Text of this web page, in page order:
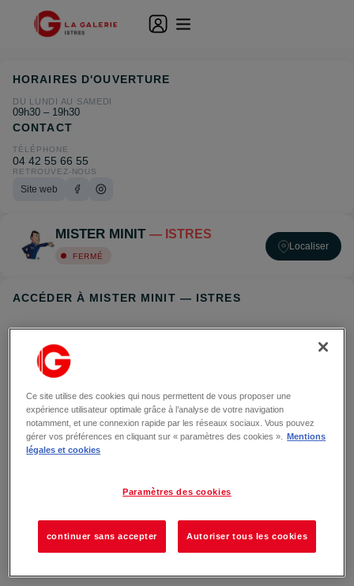
MISTER MINIT — ISTRES
FERMÉ
Localiser
ACCÉDER À MISTER MINIT — ISTRES
HORAIRES D'OUVERTURE
DU LUNDI AU SAMEDI
09h30 – 19h30
CONTACT
TÉLÉPHONE
04 42 55 66 55
RETROUVEZ-NOUS
Site web
Ce site utilise des cookies qui nous permettent de vous proposer une
expérience utilisateur optimale grâce à l’analyse de votre navigation
notamment, et une connexion rapide par les réseaux sociaux. Vous pouvez
gérer vos préférences en cliquant sur « paramètres des cookies ».
Mentions
légales et cookies
Paramètres des cookies
continuer sans accepter Autoriser tous les cookies